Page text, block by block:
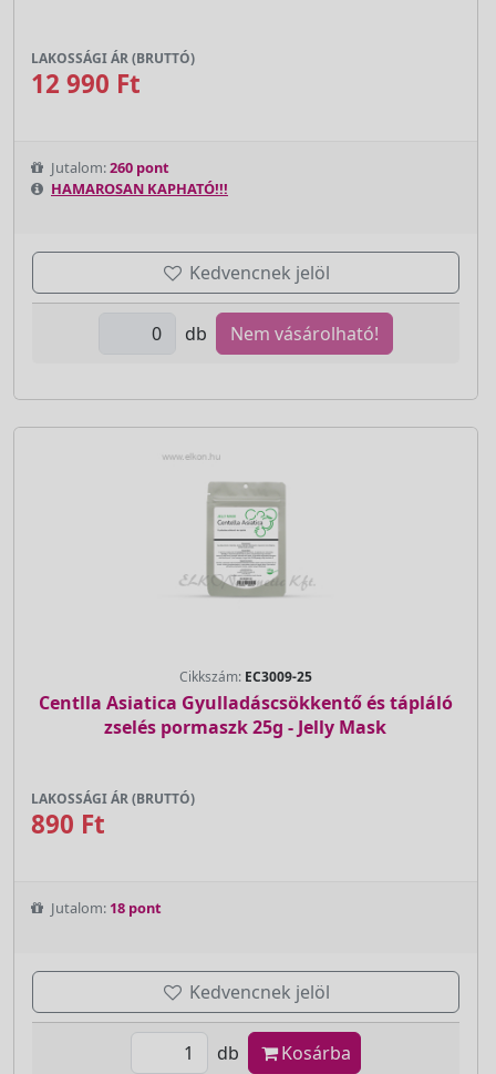
LAKOSSÁGI ÁR (BRUTTÓ)
12 990 Ft
Jutalom:260 pont
HAMAROSAN KAPHATÓ!!!
Kedvencnek jelöl
db Nem vásárolható!
Cikkszám: EC3009-25
Centlla Asiatica Gyulladáscsökkentő és tápláló
zselés pormaszk 25g - Jelly Mask
LAKOSSÁGI ÁR (BRUTTÓ)
890 Ft
Jutalom: 18 pont
Kedvencnek jelöl
db Kosárba